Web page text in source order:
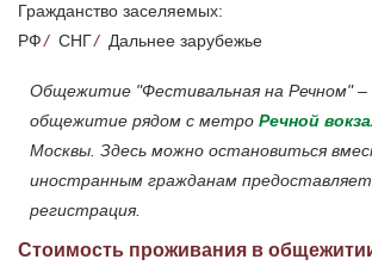
Гражданство заселяемых:
РФ/ СНГ/ Дальнее зарубежье
Общежитие "Фестивальная на Речном"
общежитие рядом с метро Речной
Москвы. Здесь можно остановиться
иностранным гражданам
регистрация.
Стоимость проживания в